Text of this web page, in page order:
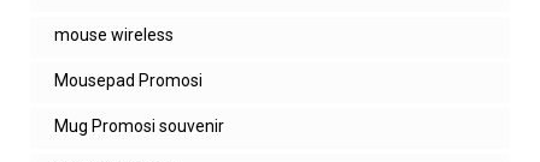
mouse wireless
Mousepad Promosi
Mug Promosi souvenir